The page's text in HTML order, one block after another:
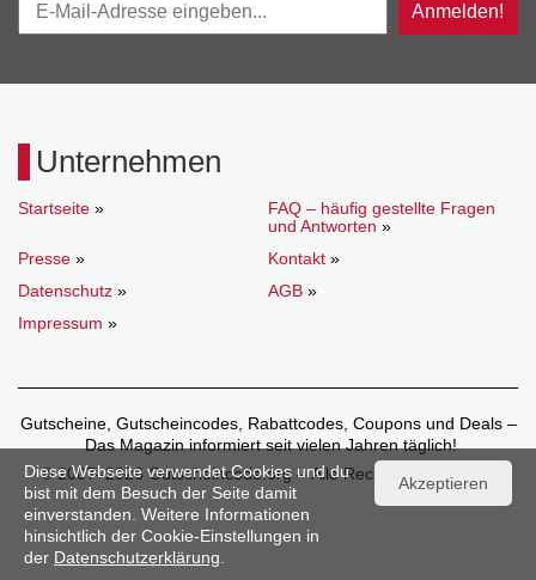
Anmelden!
Unternehmen
Startseite »
FAQ – häufig gestellte Fragen
und Antworten »
Presse » Kontakt »
Datenschutz » AGB »
Impressum »
Gutscheine, Gutscheincodes, Rabattcodes, Coupons und Deals –
Das Magazin informiert seit vielen Jahren täglich!
© 2007–2026 Gutscheincode.org – Alle Rechte vorbehalten.
Diese Webseite verwendet Cookies und du
bist mit dem Besuch der Seite damit
einverstanden. Weitere Informationen
hinsichtlich der Cookie-Einstellungen in
der Datenschutzerklärung
Akzeptieren